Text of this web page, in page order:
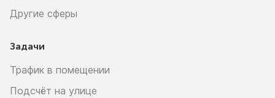
Другие сферы
Задачи
Трафик в помещении
Подсчёт на улице